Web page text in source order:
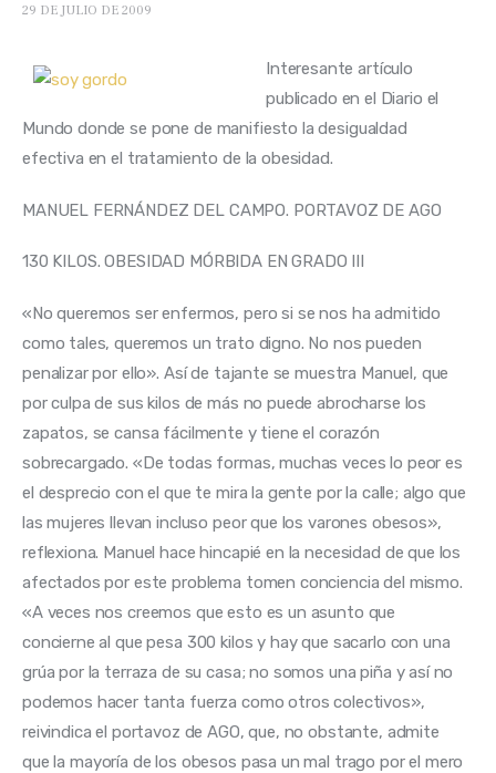
29 DE JULIO DE 2009
Interesante artículo
publicado en el Diario el
Mundo donde se pone de manifiesto la desigualdad
MANUEL FERNÁNDEZ DEL CAMPO. PORTAVOZ DE AGO
130 KILOS. OBESIDAD MÓRBIDA EN GRADO III
«No queremos ser enfermos, pero si se nos ha admitido
como tales, queremos un trato digno. No nos pueden
penalizar por ello». Así de tajante se muestra Manuel, que
por culpa de sus kilos de más no puede abrocharse los
zapatos, se cansa fácilmente y tiene el corazón
sobrecargado. «De todas formas, muchas veces lo peor es
el desprecio con el que te mira la gente por la calle; algo que
las mujeres llevan incluso peor que los varones obesos»,
reflexiona. Manuel hace hincapié en la necesidad de que los
afectados por este problema tomen conciencia del mismo.
«A veces nos creemos que esto es un asunto que
concierne al que pesa 300 kilos y hay que sacarlo con una
grúa por la terraza de su casa; no somos una piña y así no
podemos hacer tanta fuerza como otros colectivos»,
reivindica el portavoz de AGO, que, no obstante, admite
que la mayoría de los obesos pasa un mal trago por el mero